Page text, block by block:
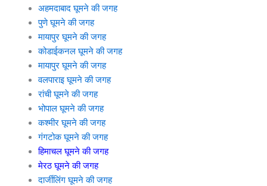
अहमदाबाद घूमने की जगह
पुणे घूमने की जगह
मायापुर घूमने की जगह
कोडाईकनल घूमने की जगह
मायापुर घूमने की जगह
वलपाराइ घूमने की जगह
रांची घूमने की जगह
भोपाल घूमने की जगह
कश्मीर घूमने की जगह
गंगटोक घूमने की जगह
हिमाचल घूमने की जगह
मेरठ घूमने की जगह
दार्जीलिंग घूमने की जगह